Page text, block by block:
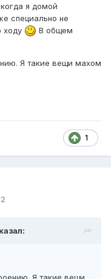
я домой
специально не
ходу
В общем
Я такие вещи махом
1
Я такие вещи